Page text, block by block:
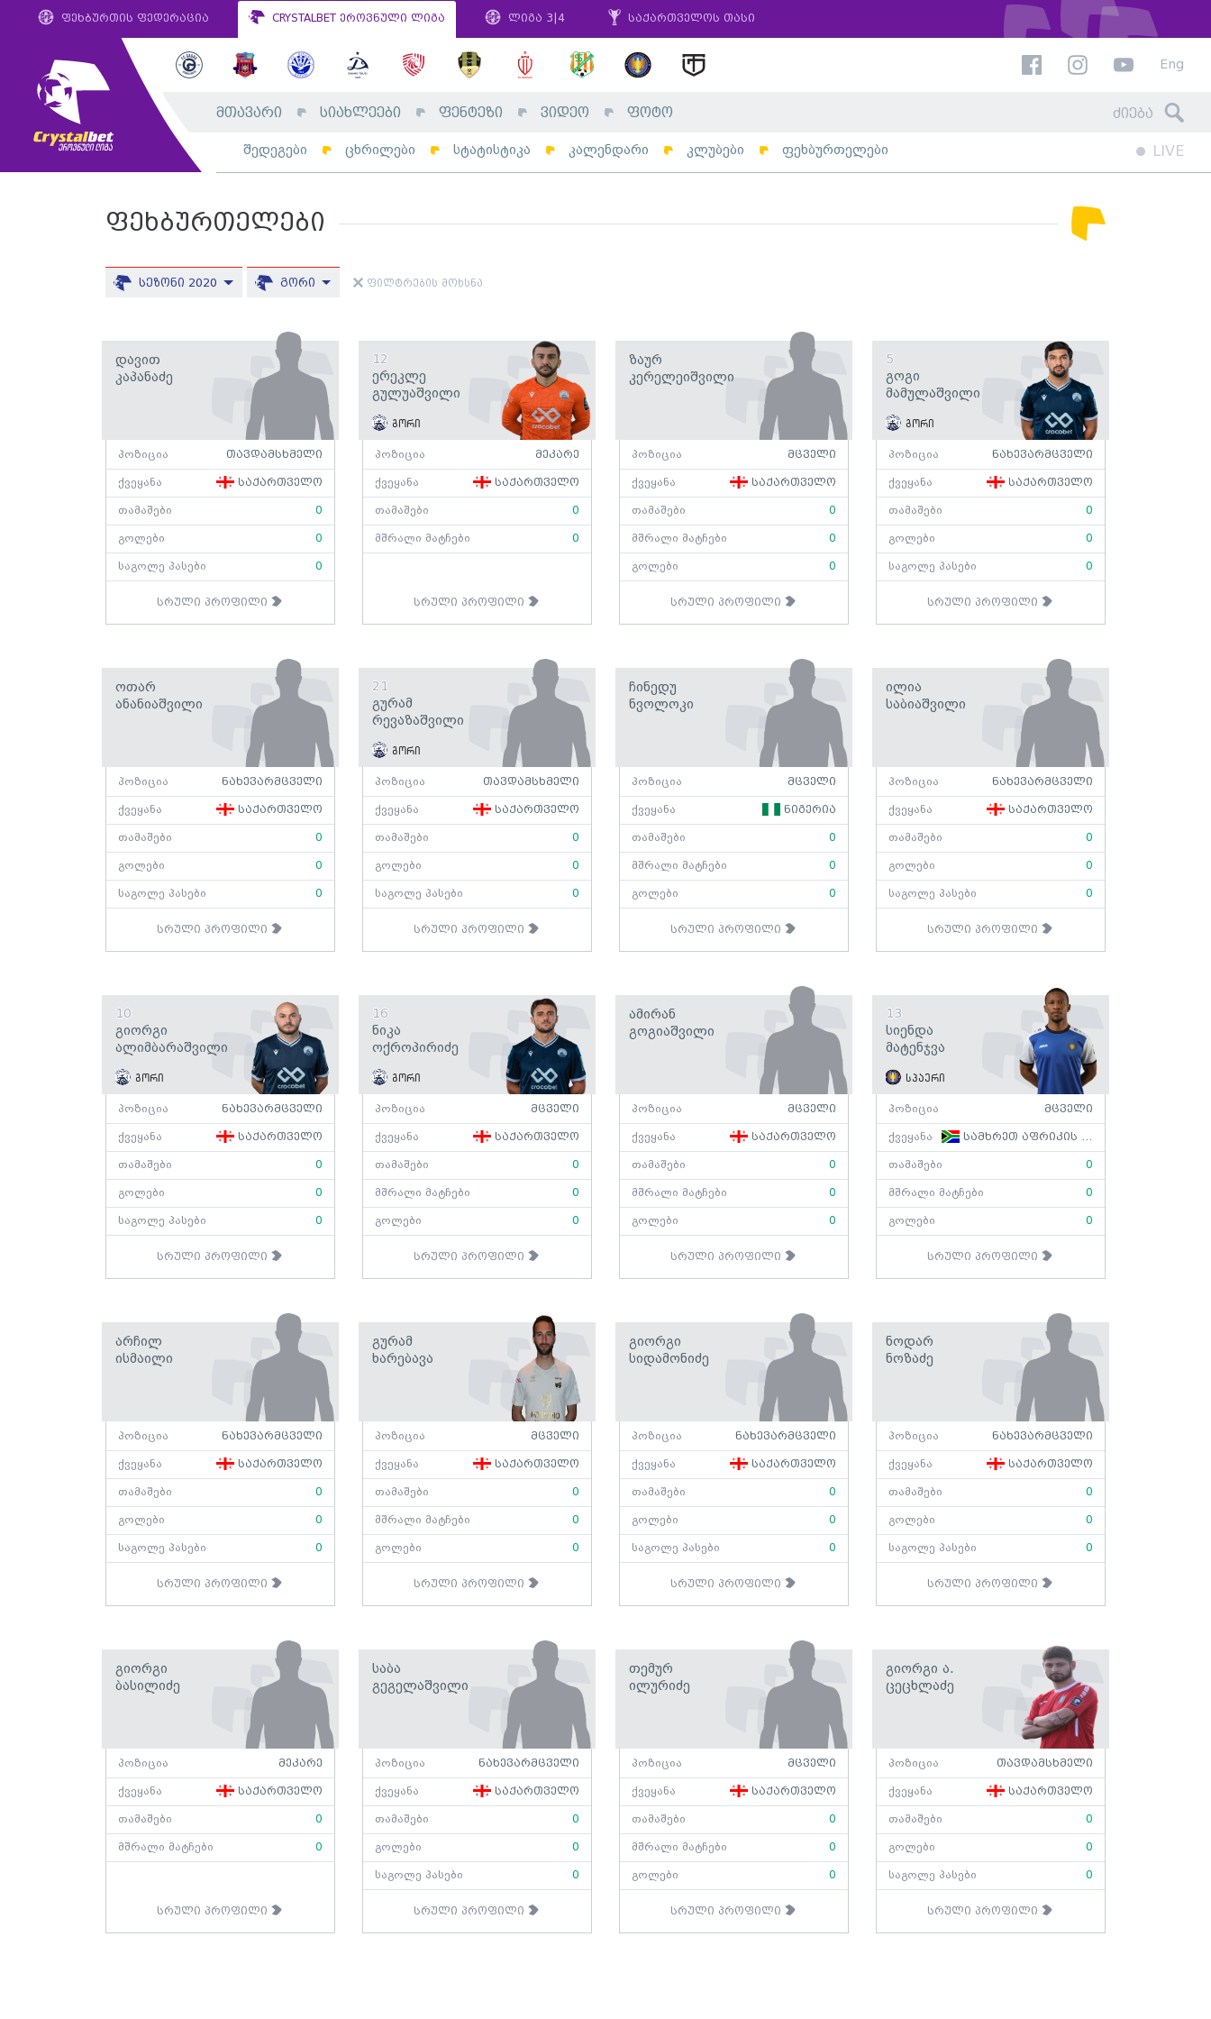
ფეხბურთის ფედერაცია CRYSTALBET ეროვნული ლიგა ლიგა 3|4 საქართველოს თასი
Eng
მთავარი სიახლეები ფენტეზი ვიდეო ფოტო
შედეგები ცხრილები სტატისტიკა კალენდარი კლუბები ფეხბურთელები LIVE
ფეხბურთელები
სეზონი 2020 გორი ფილტრების მოხსნა
Დავით
Კაპანაძე
პოზიცია თავდამსხმელი
ქვეყანა საქართველო
თამაშები 0
გოლები 0
საგოლე პასები 0
სრული პროფილი
12
Ერეკლე
Გულუაშვილი
გორი
პოზიცია მეკარე
ქვეყანა საქართველო
თამაშები 0
მშრალი მატჩები 0
სრული პროფილი
Ზაურ
Კერელეიშვილი
პოზიცია მცველი
ქვეყანა საქართველო
თამაშები 0
მშრალი მატჩები 0
გოლები 0
სრული პროფილი
5
Გოგი
Მამულაშვილი
გორი
პოზიცია ნახევარმცველი
ქვეყანა საქართველო
თამაშები 0
გოლები 0
საგოლე პასები 0
სრული პროფილი
Ოთარ
Ანანიაშვილი
პოზიცია ნახევარმცველი
ქვეყანა საქართველო
თამაშები 0
გოლები 0
საგოლე პასები 0
სრული პროფილი
21
Გურამ
Რევაზაშვილი
გორი
პოზიცია თავდამსხმელი
ქვეყანა საქართველო
თამაშები 0
გოლები 0
საგოლე პასები 0
სრული პროფილი
Ჩინედუ
Ნვოლოკი
პოზიცია მცველი
ქვეყანა ნიგერია
თამაშები 0
მშრალი მატჩები 0
გოლები 0
სრული პროფილი
Ილია
Საბიაშვილი
პოზიცია ნახევარმცველი
ქვეყანა საქართველო
თამაშები 0
გოლები 0
საგოლე პასები 0
სრული პროფილი
10
Გიორგი
Ალიმბარაშვილი
გორი
პოზიცია ნახევარმცველი
ქვეყანა საქართველო
თამაშები 0
გოლები 0
საგოლე პასები 0
სრული პროფილი
16
Ნიკა
Ოქროპირიძე
გორი
პოზიცია მცველი
ქვეყანა საქართველო
თამაშები 0
მშრალი მატჩები 0
გოლები 0
სრული პროფილი
Ამირან
Გოგიაშვილი
პოზიცია მცველი
ქვეყანა საქართველო
თამაშები 0
მშრალი მატჩები 0
გოლები 0
სრული პროფილი
13
Სიენდა
Მატენჯვა
სპაერი
პოზიცია მცველი
ქვეყანა სამხრეთ აფრიკის რესპუბლიკა
თამაშები 0
მშრალი მატჩები 0
გოლები 0
სრული პროფილი
Არჩილ
Ისმაილი
პოზიცია ნახევარმცველი
ქვეყანა საქართველო
თამაშები 0
გოლები 0
საგოლე პასები 0
სრული პროფილი
Გურამ
Ხარებავა
პოზიცია მცველი
ქვეყანა საქართველო
თამაშები 0
მშრალი მატჩები 0
გოლები 0
სრული პროფილი
Გიორგი
Სიდამონიძე
პოზიცია ნახევარმცველი
ქვეყანა საქართველო
თამაშები 0
გოლები 0
საგოლე პასები 0
სრული პროფილი
Ნოდარ
Ნოზაძე
პოზიცია ნახევარმცველი
ქვეყანა საქართველო
თამაშები 0
გოლები 0
საგოლე პასები 0
სრული პროფილი
Გიორგი
Ბასილიძე
პოზიცია მეკარე
ქვეყანა საქართველო
თამაშები 0
მშრალი მატჩები 0
სრული პროფილი
Საბა
Გეგელაშვილი
პოზიცია ნახევარმცველი
ქვეყანა საქართველო
თამაშები 0
გოლები 0
საგოლე პასები 0
სრული პროფილი
Თემურ
Ილურიძე
პოზიცია მცველი
ქვეყანა საქართველო
თამაშები 0
მშრალი მატჩები 0
გოლები 0
სრული პროფილი
Გიორგი Ა.
Ცეცხლაძე
პოზიცია თავდამსხმელი
ქვეყანა საქართველო
თამაშები 0
გოლები 0
საგოლე პასები 0
სრული პროფილი